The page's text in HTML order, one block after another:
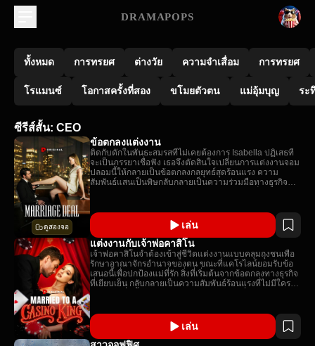
DRAMAPOPS
ทั้งหมด การทรยศ ต่างวัย ความจำเสื่อม การทรยศ
โรแมนซ์ โอกาสครั้งที่สอง ขโมยตัวตน แม่อุ้มบุญ ระ
ซีรีส์สั้น: CEO
ดูสองจอ
ข้อตกลงแต่งงาน
ติดกับดักในพันธะสมรสที่ไม่เคยต้องการ Isabella ปฏิเสธที่
จะเป็นภรรยาเชื่อฟัง เธอจึงตัดสินใจเปลี่ยนการแต่งงานจอม
ปลอมนี้ให้กลายเป็นข้อตกลงกลยุทธ์สุดร้อนแรง ความ
สัมพันธ์แสนเป็นพิษกลับกลายเป็นความร่วมมือทางธุรกิจที่มี
เล่น
แต่งงานกับเจ้าพ่อคาสิโน
เจ้าพ่อคาสิโนจำต้องเข้าสู่ชีวิตแต่งงานแบบคลุมถุงชนเพื่อ
รักษาอาณาจักรอำนาจของตน ขณะที่แคโรไลน์ยอมรับข้อ
เสนอนี้เพื่อปกป้องแม่ที่รัก สิ่งที่เริ่มต้นจากข้อตกลงทางธุรกิจ
ที่เยียบเย็น กลับกลายเป็นความสัมพันธ์ร้อนแรงที่ไม่มีใคร
เล่น